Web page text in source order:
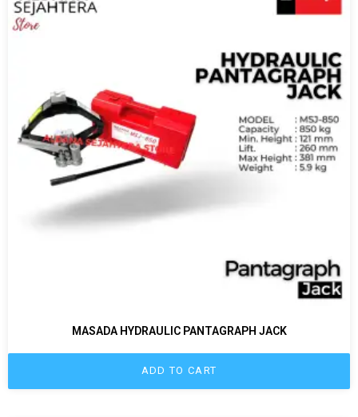
MASADA HYDRAULIC PANTAGRAPH JACK
ADD TO CART